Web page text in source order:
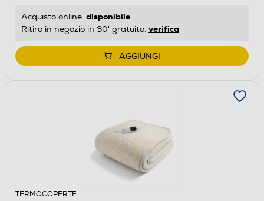
Acquisto online: disponibile
Ritiro in negozio in 30' gratuito: verifica
AGGIUNGI
TERMOCOPERTE